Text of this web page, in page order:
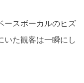
ースボーカルのヒズ
いた観客は一瞬にし